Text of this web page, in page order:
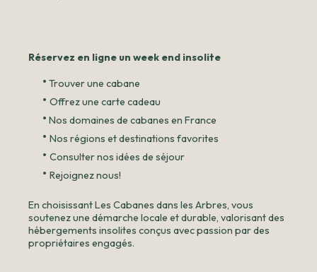
Réservez en ligne un week end insolite
• Trouver une cabane
• Offrez une carte cadeau
• Nos domaines de cabanes en France
• Nos régions et destinations favorites
• Consulter nos idées de séjour
• Rejoignez nous!
En choisissant Les Cabanes dans les Arbres, vous
soutenez une démarche locale et durable, valorisant des
hébergements insolites conçus avec passion par des
propriétaires engagés.